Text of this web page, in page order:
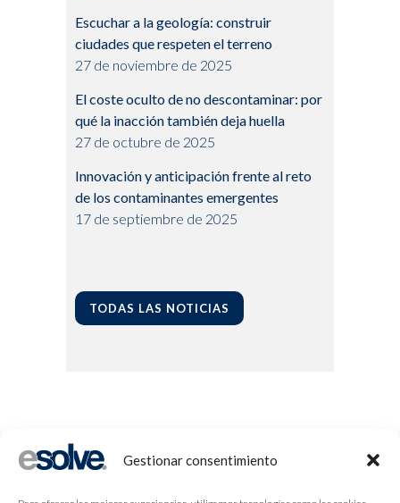
Gestionar consentimiento
Escuchar a la geología: construir
ciudades que respeten el terreno
27 de noviembre de 2025
El coste oculto de no descontaminar: por
qué la inacción también deja huella
27 de octubre de 2025
Innovación y anticipación frente al reto
de los contaminantes emergentes
17 de septiembre de 2025
TODAS LAS NOTICIAS